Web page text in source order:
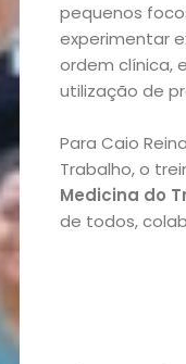
e
Homem
pequenos
experimentar
ordem clínica,
utilização de
Para Caio
Trabalho, o
Medicina do
de todos,